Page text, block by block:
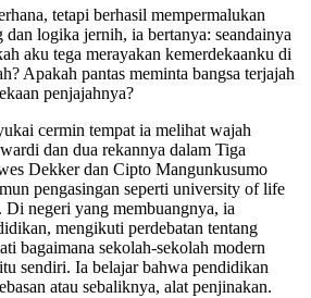
tetapi berhasil mempermalukan
dan logika jernih, ia bertanya: seandainya
aku tega merayakan kemerdekaanku di
Apakah pantas meminta bangsa terjajah
penjajahnya?
cermin tempat ia melihat wajah
dan dua rekannya dalam Tiga
Dekker dan Cipto Mangunkusumo
pengasingan seperti university of life
negeri yang membuangnya, ia
mengikuti perdebatan tentang
bagaimana sekolah-sekolah modern
sendiri. Ia belajar bahwa pendidikan
atau sebaliknya, alat penjinakan.